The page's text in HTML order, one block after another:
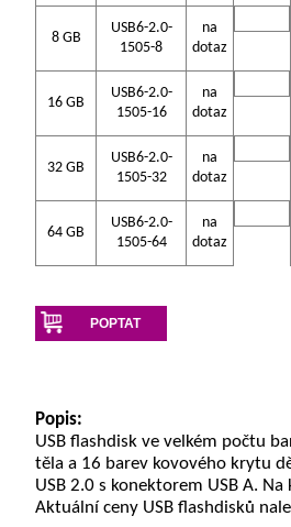
8 GB
USB6-2.0-
1505-8
na
dotaz
16 GB
USB6-2.0-
1505-16
na
dotaz
32 GB
USB6-2.0-
1505-32
na
dotaz
64 GB
USB6-2.0-
1505-64
na
dotaz
POPTAT
Popis:
USB flashdisk ve velkém počtu
těla a 16 barev kovového krytu
USB 2.0 s konektorem USB A.
Aktuální ceny USB flashdisků